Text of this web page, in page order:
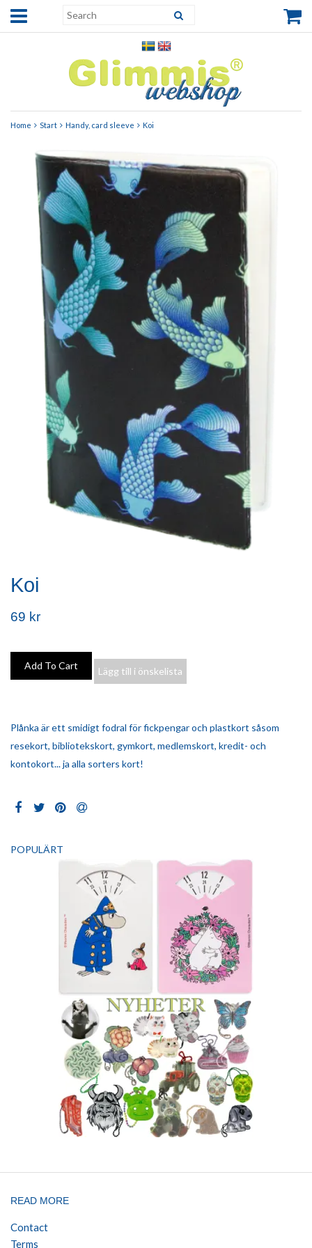
Home Start Handy, card sleeve Koi
Koi
69 kr
Lägg till i önskelista
Plånka är ett smidigt fodral för fickpengar och plastkort såsom
resekort, bibliotekskort, gymkort, medlemskort, kredit- och
kontokort... ja alla sorters kort!
POPULÄRT
READ MORE
Contact
Terms